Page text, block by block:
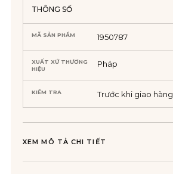
THÔNG SỐ
MÃ SẢN PHẨM 1950787
XUẤT XỨ THƯƠNG
HIỆU
Pháp
KIỂM TRA Trước khi giao hàng
XEM MÔ TẢ CHI TIẾT